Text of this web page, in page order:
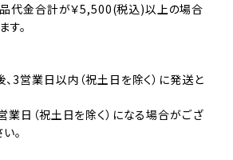
代金合計が￥5,500(税込)以上の場合
す。
3営業日以内（祝土日を除く）に発送と
日（祝土日を除く）になる場合がござ
。